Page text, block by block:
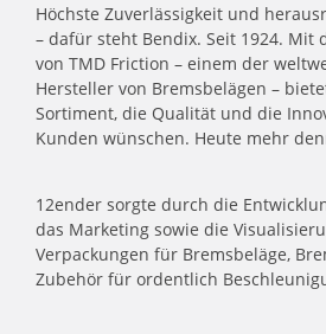
Höchste Zuverlässigkeit und
– dafür steht Bendix. Seit 1924. Mit
von TMD Friction – einem der
Hersteller von Bremsbelägen –
Sortiment, die Qualität und die
Kunden wünschen. Heute mehr
12ender sorgte durch die
das Marketing sowie die
Verpackungen für Bremsbeläge,
Zubehör für ordentlich